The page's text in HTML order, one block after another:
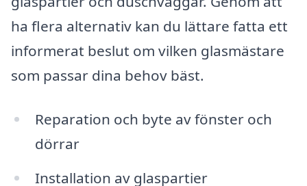
ha flera alternativ kan du lättare fatta ett
informerat beslut om vilken glasmästare
som passar dina behov bäst.
Reparation och byte av fönster och
dörrar
Installation av glaspartier